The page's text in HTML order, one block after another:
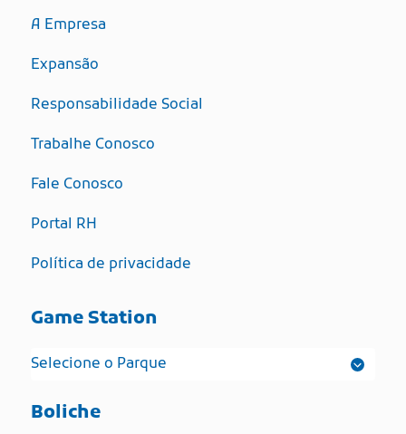
A Empresa
Expansão
Responsabilidade Social
Trabalhe Conosco
Fale Conosco
Portal RH
Política de privacidade
Game Station
Boliche